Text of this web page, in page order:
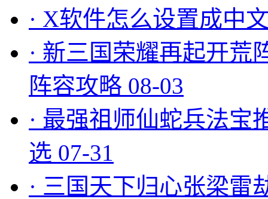
· X软件怎么设置成中
· 新三国荣耀再起开荒
阵容攻略 08-03
· 最强祖师仙蛇兵法宝
选 07-31
· 三国天下归心张梁雷